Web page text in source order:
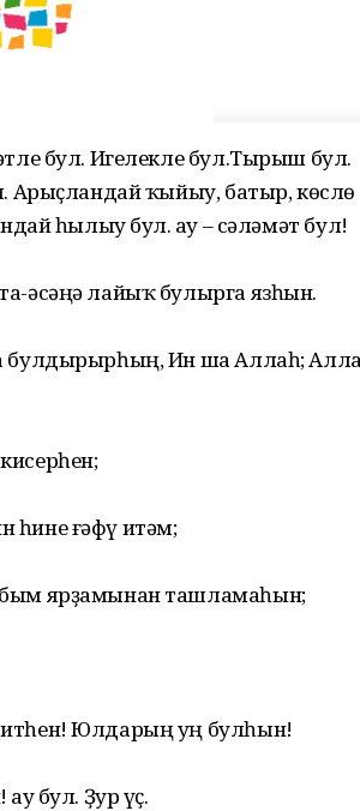
бул. Игелекле бул.Тырыш бул.
Арыҫландай ҡыйыу, батыр, көслө
һылыу бул. Һау – сәләмәт бул!
әсәңә лайыҡ булырга язһын.
булдырырһың, Ин ша Аллаһ;
һине ғәфү итәм;
ярҙамынан ташламаһын;
Юлдарың уң булһын!
бул. Ҙур үҫ.